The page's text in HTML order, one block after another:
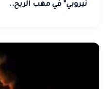
نيروبي” في مهب الريح..